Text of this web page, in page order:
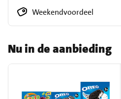
Weekendvoordeel
Nu in de aanbieding